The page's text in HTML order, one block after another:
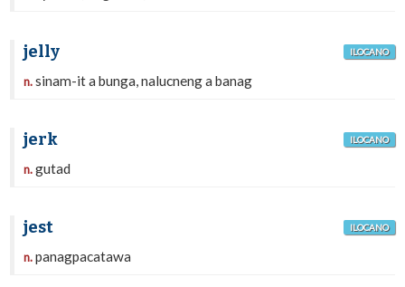
jelly ILOCANO
n.sinam-it a bunga, nalucneng a banag
jerk ILOCANO
n.gutad
jest ILOCANO
n.panagpacatawa